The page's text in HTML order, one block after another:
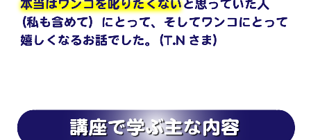
飼い主さんの笑顔
メンタルドッグコーチの仕事をしてい
て、飼い主さんがホッとした笑顔で「相
いてよかったと思えます。私の方こそ
「ありがとう」という気持ちです。
たく、アートで「よりそイズム」を伝え
ていきます。